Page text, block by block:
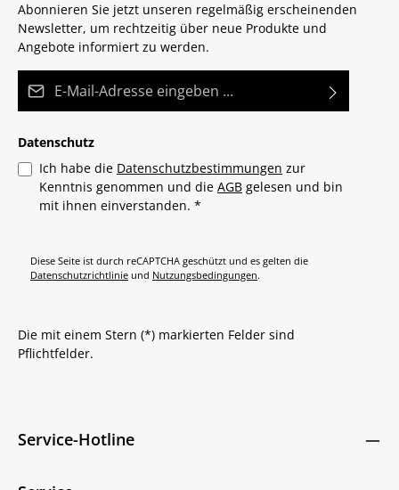
Abonnieren Sie jetzt unseren regelmäßig erscheinenden
Newsletter, um rechtzeitig über neue Produkte und
Angebote informiert zu werden.
Datenschutz
Ich habe die Datenschutzbestimmungen zur
Kenntnis genommen und die AGB gelesen und bin
mit ihnen einverstanden. *
Diese Seite ist durch reCAPTCHA geschützt und es gelten die
Datenschutzrichtlinie und Nutzungsbedingungen.
Die mit einem Stern (*) markierten Felder sind
Pflichtfelder.
Service-Hotline